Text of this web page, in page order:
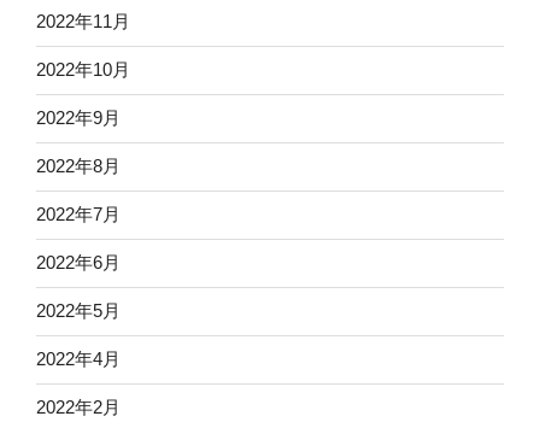
2022年11月
2022年10月
2022年9月
2022年8月
2022年7月
2022年6月
2022年5月
2022年4月
2022年2月